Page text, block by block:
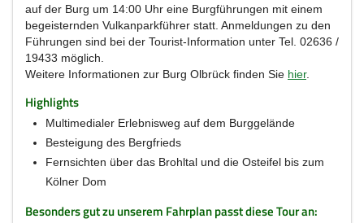
auf der Burg um 14:00 Uhr eine Burgführungen mit einem
begeisternden Vulkanparkführer statt. Anmeldungen zu den
Führungen sind bei der Tourist-Information unter Tel. 02636 /
19433 möglich.
Weitere Informationen zur Burg Olbrück finden Sie hier.
Highlights
Multimedialer Erlebnisweg auf dem Burggelände
Besteigung des Bergfrieds
Fernsichten über das Brohltal und die Osteifel bis zum
Kölner Dom
Besonders gut zu unserem Fahrplan passt diese Tour an: